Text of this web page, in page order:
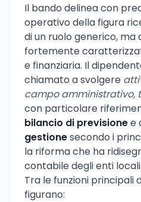
Il bando delinea con
operativo della figura
di un ruolo generico, ma
fortemente
e finanziaria. Il
chiamato a svolgere
campo amministrativo,
con particolare
bilancio di previsionee
gestionesecondo i
la riforma che ha
contabile degli enti locali.
Tra le funzioni principali
figurano: